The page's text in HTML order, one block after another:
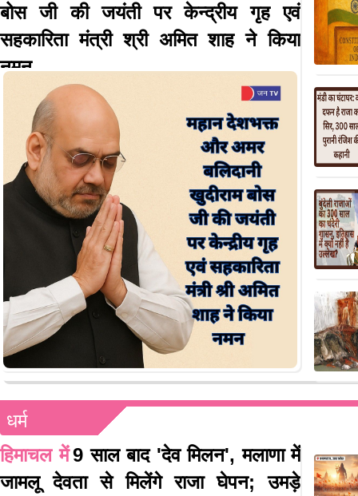
बोस जी की जयंती पर केन्द्रीय गृह एवं
सहकारिता मंत्री श्री अमित शाह ने किया
नमन
धर्म
हिमाचल में 9 साल बाद 'देव मिलन', मलाणा में
जामलू देवता से मिलेंगे राजा घेपन; उमड़े